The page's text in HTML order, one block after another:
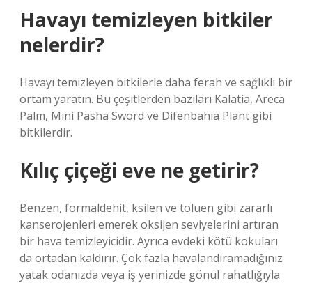
Havayı temizleyen bitkiler
nelerdir?
Havayı temizleyen bitkilerle daha ferah ve sağlıklı bir
ortam yaratın. Bu çeşitlerden bazıları Kalatia, Areca
Palm, Mini Pasha Sword ve Difenbahia Plant gibi
bitkilerdir.
Kılıç çiçeği eve ne getirir?
Benzen, formaldehit, ksilen ve toluen gibi zararlı
kanserojenleri emerek oksijen seviyelerini artıran
bir hava temizleyicidir. Ayrıca evdeki kötü kokuları
da ortadan kaldırır. Çok fazla havalandıramadığınız
yatak odanızda veya iş yerinizde gönül rahatlığıyla